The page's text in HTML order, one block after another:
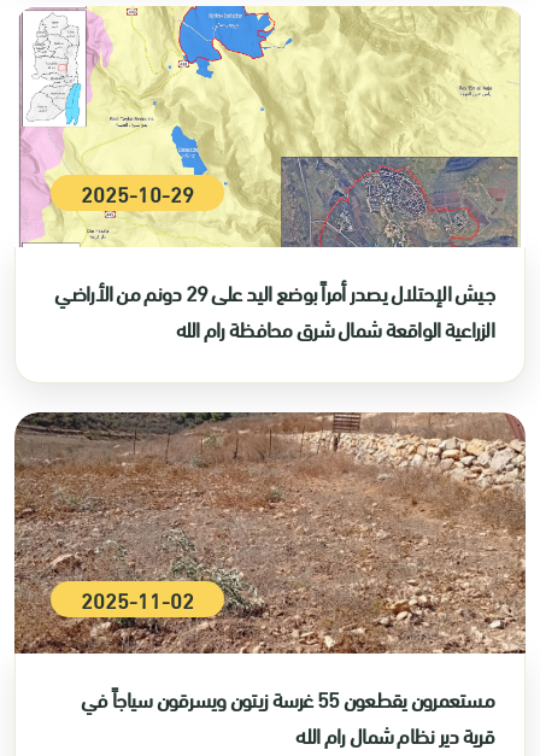
2025-10-29
جيش الإحتلال يصدر أمراً بوضع اليد على 29 دونم من الأراضي
الزراعية الواقعة شمال شرق محافظة رام الله
2025-11-02
مستعمرون يقطعون 55 غرسة زيتون ويسرقون سياجاً في
قرية دير نظام شمال رام الله